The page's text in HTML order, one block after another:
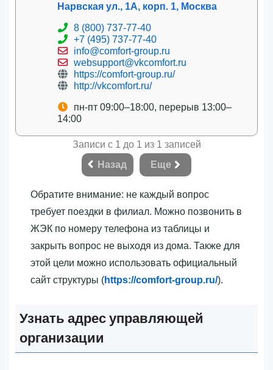
Нарвская ул., 1А, корп. 1, Москва
8 (800) 737-77-40
+7 (495) 737-77-40
info@comfort-group.ru
websupport@vkcomfort.ru
https://comfort-group.ru/
http://vkcomfort.ru/
пн-пт 09:00–18:00, перерыв 13:00–
14:00
Записи с 1 до 1 из 1 записей
Назад
Еще
Обратите внимание: не каждый вопрос
требует поездки в филиал. Можно позвонить в
ЖЭК по номеру телефона из таблицы и
закрыть вопрос не выходя из дома. Также для
этой цели можно использовать официальный
сайт структуры (https://comfort-group.ru/).
Узнать адрес управляющей
организации